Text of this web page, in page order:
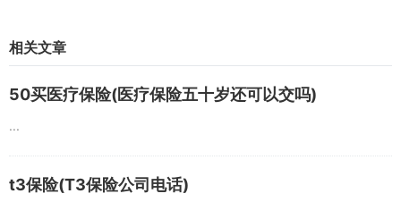
相关文章
50买医疗保险(医疗保险五十岁还可以交吗)
...
t3保险(T3保险公司电话)